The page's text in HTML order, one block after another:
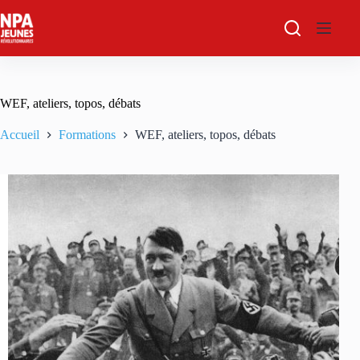
au
contenu
WEF, ateliers, topos, débats
Accueil Formations WEF, ateliers, topos, débats